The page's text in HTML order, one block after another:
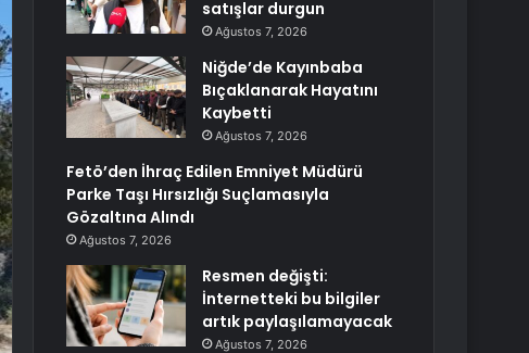
satışlar durgun
Ağustos 7, 2026
Niğde’de Kayınbaba
Bıçaklanarak Hayatını
Kaybetti
Ağustos 7, 2026
Fetö’den İhraç Edilen Emniyet Müdürü
Parke Taşı Hırsızlığı Suçlamasıyla
Gözaltına Alındı
Ağustos 7, 2026
Resmen değişti:
İnternetteki bu bilgiler
artık paylaşılamayacak
Ağustos 7, 2026